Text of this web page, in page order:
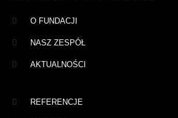
O FUNDACJI
NASZ ZESPÓŁ
AKTUALNOŚCI
REFERENCJE